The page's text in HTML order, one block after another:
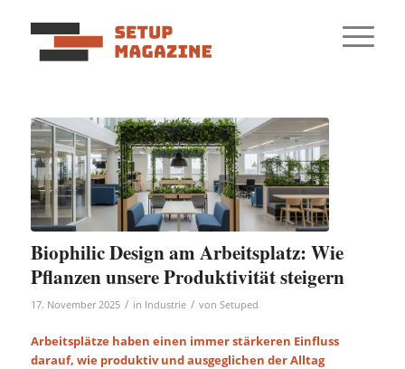
Biophilic Design am Arbeitsplatz: Wie
Pflanzen unsere Produktivität steigern
17. November 2025 / in Industrie / von Setuped
Arbeitsplätze haben einen immer stärkeren Einfluss
darauf, wie produktiv und ausgeglichen der Alltag